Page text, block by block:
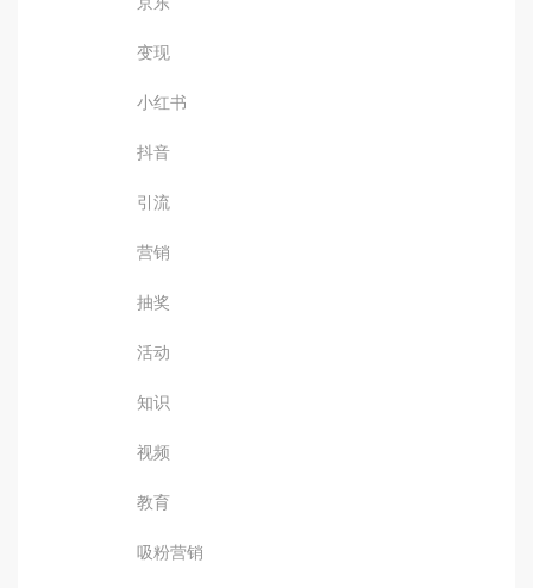
变现
小红书
抖音
引流
营销
抽奖
活动
知识
视频
教育
吸粉营销